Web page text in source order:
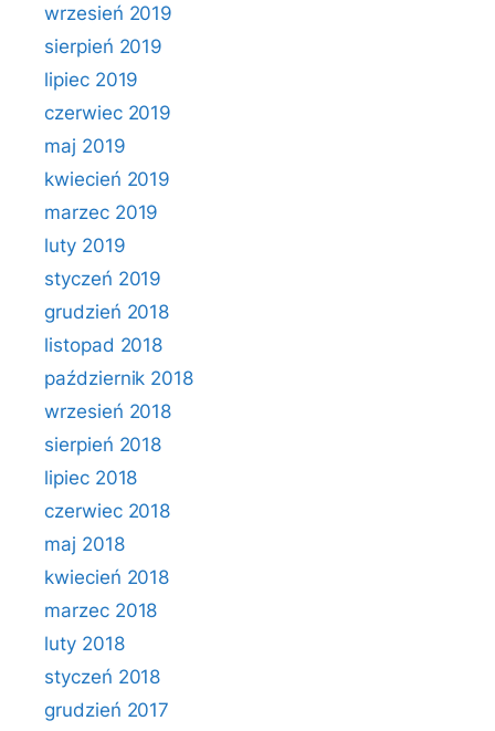
wrzesień 2019
sierpień 2019
lipiec 2019
czerwiec 2019
maj 2019
kwiecień 2019
marzec 2019
luty 2019
styczeń 2019
grudzień 2018
listopad 2018
październik 2018
wrzesień 2018
sierpień 2018
lipiec 2018
czerwiec 2018
maj 2018
kwiecień 2018
marzec 2018
luty 2018
styczeń 2018
grudzień 2017